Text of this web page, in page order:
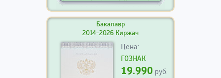
Бакалавр
2014-2026 Киржач
Цена:
ГОЗНАК
19.990 руб.